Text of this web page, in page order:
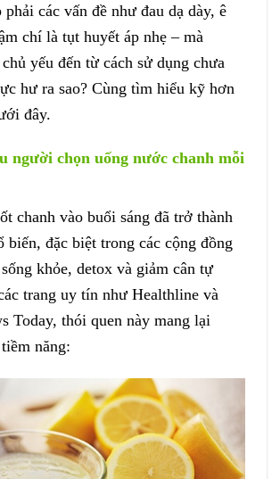
các vấn đề như đau dạ dày, ê
chí là tụt huyết áp nhẹ – mà
yếu đến từ cách sử dụng chưa
hư ra sao? Cùng tìm hiểu kỹ hơn
đây.
người chọn uống nước chanh mỗi
chanh vào buổi sáng đã trở thành
biến, đặc biệt trong các cộng đồng
khỏe, detox và giảm cân tự
trang uy tín như Healthline và
Today, thói quen này mang lại
năng: